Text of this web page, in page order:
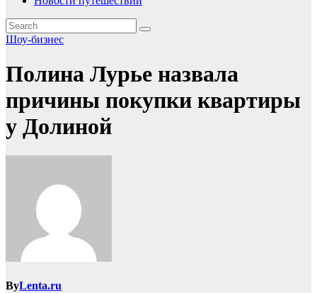
Шоу-бизнес
Полина Лурье назвала
причины покупки квартиры
у Долиной
ByLenta.ru